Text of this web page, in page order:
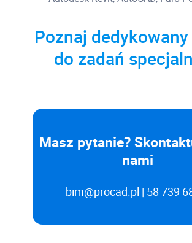
Poznaj
do zadań
Masz pytanie?
nami
bim@procad.pl | 58 739